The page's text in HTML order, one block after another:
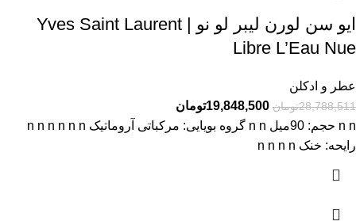
ایو سن لورن لیبر لو نو | Yves Saint Laurent
Libre L’Eau Nue
عطر و ادکلن
28,788,511تومان 19,848,500تومان
n n حجم: 90میل n n گروه بویایی: مرکباتی آروماتیک n n n n n n
رایحه: خنک n n n n